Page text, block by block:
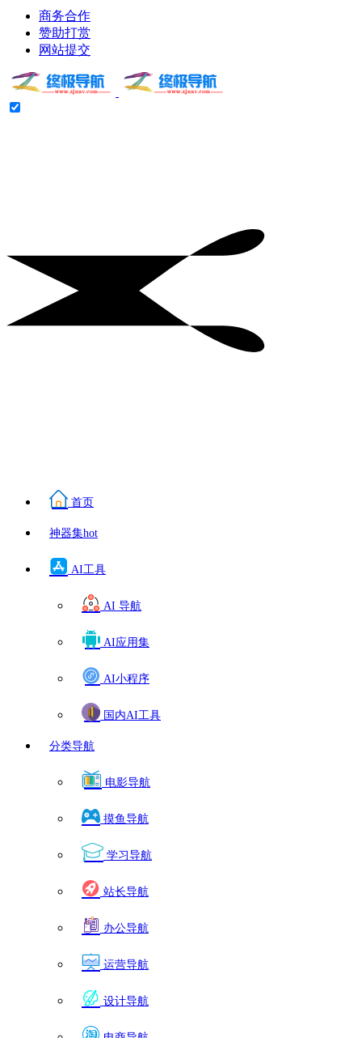
商务合作
赞助打赏
网站提交
首页
神器集hot
AI工具
AI 导航
AI应用集
AI小程序
国内AI工具
分类导航
电影导航
摸鱼导航
学习导航
站长导航
办公导航
运营导航
设计导航